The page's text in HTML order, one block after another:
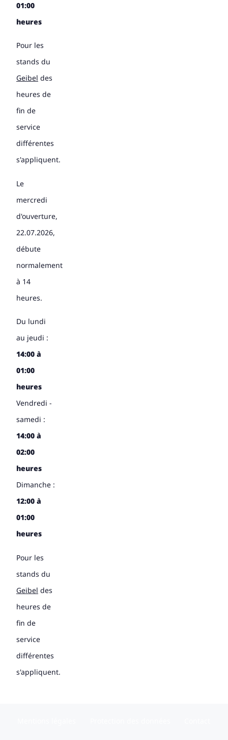
01:00
heures
Pour les
stands du
Geibel des
heures de
fin de
service
différentes
s'appliquent.
Le
mercredi
d'ouverture,
22.07.2026,
débute
normalement
à 14
heures.
Du lundi
au jeudi :
14:00 à
01:00
heures
Vendredi -
samedi :
14:00 à
02:00
heures
Dimanche :
12:00 à
01:00
heures
Pour les
stands du
Geibel des
heures de
fin de
service
différentes
s'appliquent.